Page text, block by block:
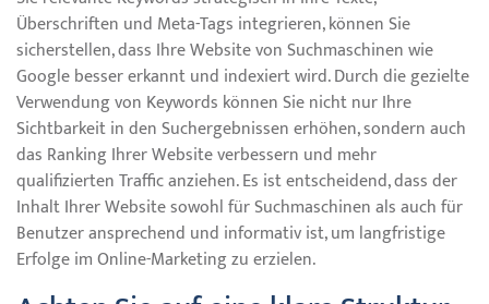
Überschriften und Meta-Tags integrieren, können Sie
sicherstellen, dass Ihre Website von Suchmaschinen wie
Google besser erkannt und indexiert wird. Durch die gezielte
Verwendung von Keywords können Sie nicht nur Ihre
Sichtbarkeit in den Suchergebnissen erhöhen, sondern auch
das Ranking Ihrer Website verbessern und mehr
qualifizierten Traffic anziehen. Es ist entscheidend, dass der
Inhalt Ihrer Website sowohl für Suchmaschinen als auch für
Benutzer ansprechend und informativ ist, um langfristige
Erfolge im Online-Marketing zu erzielen.